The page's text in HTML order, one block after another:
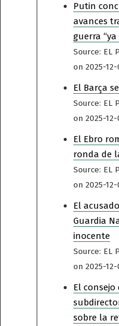
Putin
avances
guerra “ya
Source: EL
on 2025-12-
El Barça
Source: EL
on 2025-12-
El Ebro
ronda de
Source: EL
on 2025-12-
El
Guardia
inocente
Source: EL
on 2025-12-
El consejo
sobre la